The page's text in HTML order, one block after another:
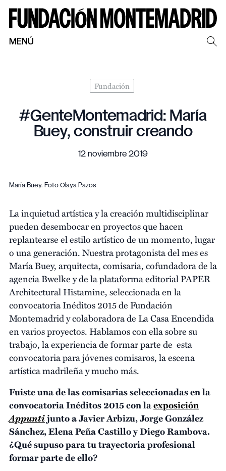
MENÚ
Fundación
#GenteMontemadrid: María
Buey, construir creando
12 noviembre 2019
María Buey. Foto Olaya Pazos
La inquietud artística y la creación multidisciplinar
pueden desembocar en proyectos que hacen
replantearse el estilo artístico de un momento, lugar
o una generación. Nuestra protagonista del mes es
María Buey, arquitecta, comisaria, cofundadora de la
agencia Bwelke y de la plataforma editorial PAPER
Architectural Histamine, seleccionada en la
convocatoria Inéditos 2015 de Fundación
Montemadrid y colaboradora de La Casa Encendida
en varios proyectos. Hablamos con ella sobre su
trabajo, la experiencia de formar parte de esta
convocatoria para jóvenes comisaros, la escena
artística madrileña y mucho más.
Fuiste una de las comisarias seleccionadas en la
convocatoria Inéditos 2015 con laexposición
Appuntijunto a Javier Arbizu, Jorge González
Sánchez, Elena Peña Castillo y Diego Rambova.
¿Qué supuso para tu trayectoria profesional
formar parte de ello?